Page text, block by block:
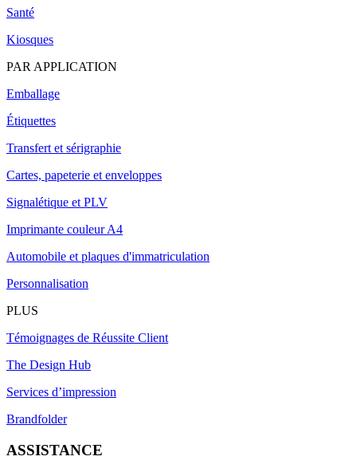
Santé
Kiosques
PAR APPLICATION
Emballage
Étiquettes
Transfert et sérigraphie
Cartes, papeterie et enveloppes
Signalétique et PLV
Imprimante couleur A4
Automobile et plaques d'immatriculation
Personnalisation
PLUS
Témoignages de Réussite Client
The Design Hub
Services d’impression
Brandfolder
ASSISTANCE